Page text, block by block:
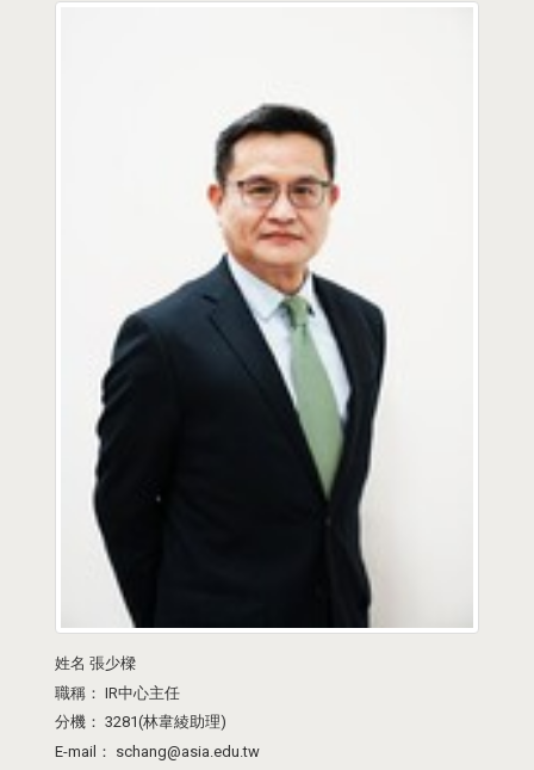
姓名 張少樑
職稱： IR中心主任
分機： 3281(林韋綾助理)
E-mail： schang@asia.edu.tw